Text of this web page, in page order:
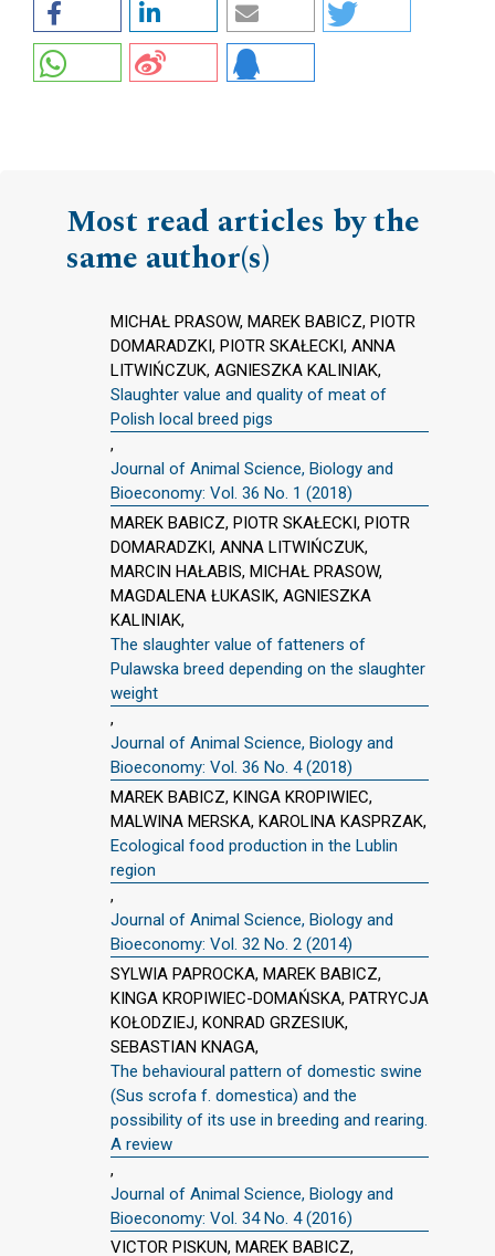
Most read articles by the
same author(s)
MICHAŁ PRASOW, MAREK BABICZ, PIOTR
DOMARADZKI, PIOTR SKAŁECKI, ANNA
LITWIŃCZUK, AGNIESZKA KALINIAK,
Slaughter value and quality of meat of
Polish local breed pigs
,
Journal of Animal Science, Biology and
Bioeconomy: Vol. 36 No. 1 (2018)
MAREK BABICZ, PIOTR SKAŁECKI, PIOTR
DOMARADZKI, ANNA LITWIŃCZUK,
MARCIN HAŁABIS, MICHAŁ PRASOW,
MAGDALENA ŁUKASIK, AGNIESZKA
KALINIAK,
The slaughter value of fatteners of
Pulawska breed depending on the slaughter
weight
,
Journal of Animal Science, Biology and
Bioeconomy: Vol. 36 No. 4 (2018)
MAREK BABICZ, KINGA KROPIWIEC,
MALWINA MERSKA, KAROLINA KASPRZAK,
Ecological food production in the Lublin
region
,
Journal of Animal Science, Biology and
Bioeconomy: Vol. 32 No. 2 (2014)
SYLWIA PAPROCKA, MAREK BABICZ,
KINGA KROPIWIEC-DOMAŃSKA, PATRYCJA
KOŁODZIEJ, KONRAD GRZESIUK,
SEBASTIAN KNAGA,
The behavioural pattern of domestic swine
(Sus scrofa f. domestica) and the
possibility of its use in breeding and rearing.
A review
,
Journal of Animal Science, Biology and
Bioeconomy: Vol. 34 No. 4 (2016)
VICTOR PISKUN, MAREK BABICZ,